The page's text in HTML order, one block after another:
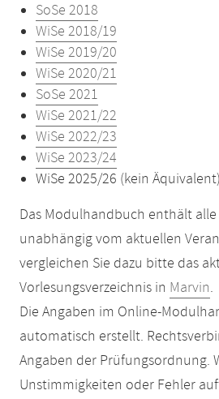
SoSe 2018
WiSe 2018/19
WiSe 2019/20
WiSe 2020/21
SoSe 2021
WiSe 2021/22
WiSe 2022/23
WiSe 2023/24
WiSe 2025/26 (kein Äquivalent)
Das Modulhandbuch enthält
unabhängig vom aktuellen
vergleichen Sie dazu bitte das
Vorlesungsverzeichnis in Marvin.
Die Angaben im Online-
automatisch erstellt.
Angaben der Prüfungsordnung.
Unstimmigkeiten oder Fehler